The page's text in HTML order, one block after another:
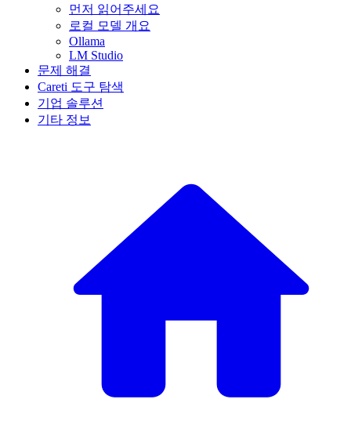
먼저 읽어주세요
로컬 모델 개요
Ollama
LM Studio
문제 해결
Careti 도구 탐색
기업 솔루션
기타 정보